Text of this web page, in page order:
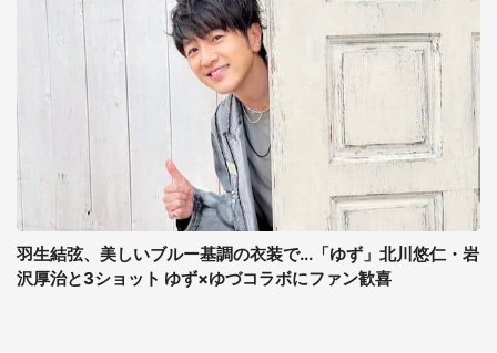
羽生結弦、美しいブルー基調の衣装で...「ゆず」北川悠仁・岩
沢厚治と3ショット ゆず×ゆづコラボにファン歓喜